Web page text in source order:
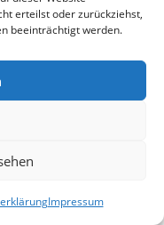
erteilst oder zurückziehst,
beeinträchtigt werden.
Impressum
nicht auch für uns
der
unseren
Tugenden